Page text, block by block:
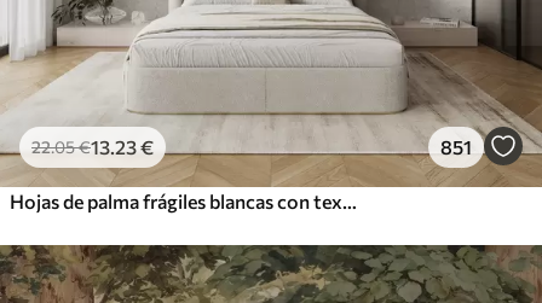
22.05€13.23€ 851
Hojas de palma frágiles blancas con textura grunge